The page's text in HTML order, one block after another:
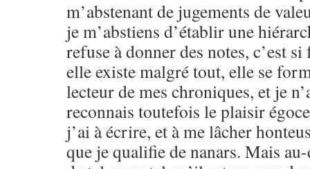
m’abstenant de jugements de
je m’abstiens d’établir une
refuse à donner des notes, c’est
elle existe malgré tout, elle se
lecteur de mes chroniques, et je
reconnais toutefois le plaisir
j’ai à écrire, et à me lâcher
que je qualifie de nanars. Mais